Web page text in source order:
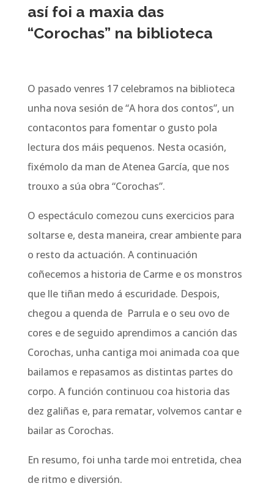
así foi a maxia das
“Corochas” na biblioteca
O pasado venres 17 celebramos na biblioteca
unha nova sesión de “A hora dos contos”, un
contacontos para fomentar o gusto pola
lectura dos máis pequenos. Nesta ocasión,
fixémolo da man de Atenea García, que nos
trouxo a súa obra “Corochas”.
O espectáculo comezou cuns exercicios para
soltarse e, desta maneira, crear ambiente para
o resto da actuación. A continuación
coñecemos a historia de Carme e os monstros
que lle tiñan medo á escuridade. Despois,
chegou a quenda de Parrula e o seu ovo de
cores e de seguido aprendimos a canción das
Corochas, unha cantiga moi animada coa que
bailamos e repasamos as distintas partes do
corpo. A función continuou coa historia das
dez galiñas e, para rematar, volvemos cantar e
bailar as Corochas.
En resumo, foi unha tarde moi entretida, chea
de ritmo e diversión.